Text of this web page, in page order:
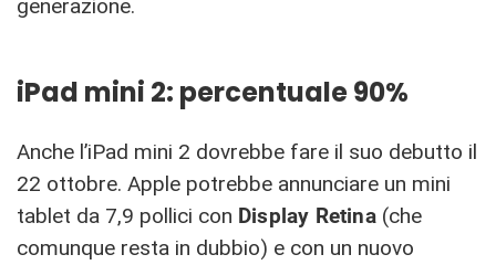
generazione.
iPad mini 2: percentuale 90%
Anche l’iPad mini 2 dovrebbe fare il suo debutto il
22 ottobre. Apple potrebbe annunciare un mini
tablet da 7,9 pollici con Display Retina(che
comunque resta in dubbio) e con un nuovo